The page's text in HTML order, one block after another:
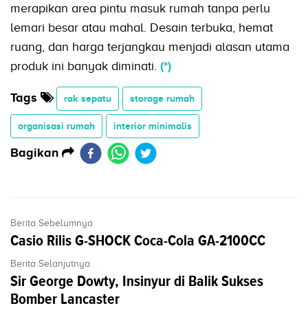
merapikan area pintu masuk rumah tanpa perlu
lemari besar atau mahal. Desain terbuka, hemat
ruang, dan harga terjangkau menjadi alasan utama
produk ini banyak diminati. (*)
Tags rak sepatu storage rumah
organisasi rumah interior minimalis
Bagikan
Berita Sebelumnya
Casio Rilis G-SHOCK Coca-Cola GA-2100CC
Berita Selanjutnya
Sir George Dowty, Insinyur di Balik Sukses
Bomber Lancaster